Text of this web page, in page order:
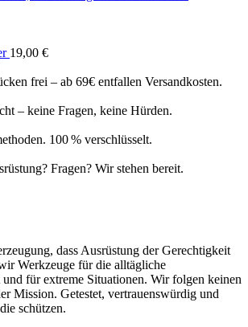
19,00 €
frei – ab 69€ entfallen Versandkosten.
– keine Fragen, keine Hürden.
100 % verschlüsselt.
Fragen? Wir stehen bereit.
dass Ausrüstung der Gerechtigkeit
Werkzeuge für die alltägliche
für extreme Situationen. Wir folgen keinen
Mission. Getestet, vertrauenswürdig und
schützen.